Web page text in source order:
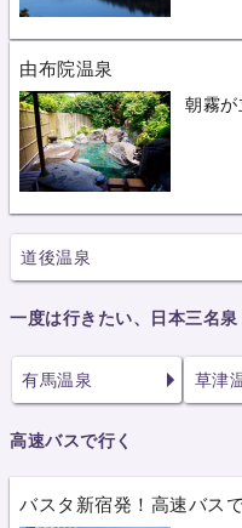
由布院温泉
朝霧
道後温泉
一度は行きたい、日本三名泉
有馬温泉 草津
高速バスで行く
バスタ新宿発！高速バス